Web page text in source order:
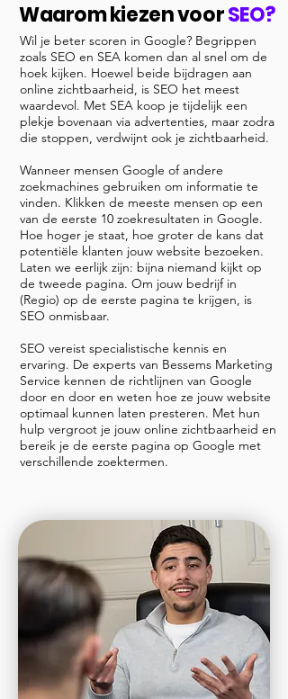
Waarom kiezen voorSEO?
Wil je beter scoren in Google? Begrippen
zoals SEO en SEA komen dan al snel om de
hoek kijken. Hoewel beide bijdragen aan
online zichtbaarheid, is SEO het meest
waardevol. Met SEA koop je tijdelijk een
plekje bovenaan via advertenties, maar zodra
die stoppen, verdwijnt ook je zichtbaarheid.
Wanneer mensen Google of andere
zoekmachines gebruiken om informatie te
vinden. Klikken de meeste mensen op een
van de eerste 10 zoekresultaten in Google.
Hoe hoger je staat, hoe groter de kans dat
potentiële klanten jouw website bezoeken.
Laten we eerlijk zijn: bijna niemand kijkt op
de tweede pagina. Om jouw bedrijf in
(Regio) op de eerste pagina te krijgen, is
SEO onmisbaar.
SEO vereist specialistische kennis en
ervaring. De experts van Bessems Marketing
Service kennen de richtlijnen van Google
door en door en weten hoe ze jouw website
optimaal kunnen laten presteren. Met hun
hulp vergroot je jouw online zichtbaarheid en
bereik je de eerste pagina op Google met
verschillende zoektermen.